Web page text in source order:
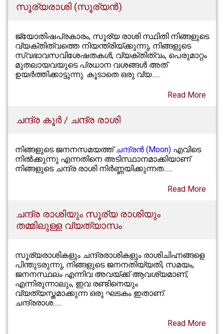
സൂര്യരാശി (സൂര്യൻ)
ജ്യോതിഷപ്രകാരം, സൂര്യ രാശി സ്ഥിതി നിങ്ങളുടെ
വ്യക്തിത്വത്തെ നിയന്ത്രിയ്ക്കുന്നു, നിങ്ങളുടെ
സ്വഭാവസവിശേഷതകൾ, വ്യക്തിത്വം, പെരുമാറ്റം
മുതലായവയുടെ പ്രധാന വശങ്ങൾ അത്
ഉയർത്തിക്കാട്ടുന്നു. കൂടാതെ ഒരു വ്യ......
Read More
ചന്ദ്ര കൂർ / ചന്ദ്ര രാശി
നിങ്ങളുടെ ജനനസമയത്ത്ചന്ദ്രന്‍ (Moon) എവിടെ
നില്‍ക്കുന്നു എന്നതിനെ അടിസ്ഥാനമാക്കിയാണ്
നിങ്ങളുടെ ചന്ദ്ര രാശി നിർണ്ണയിക്കുന്നത......
Read More
ചന്ദ്ര രാശിയും സൂര്യ രാശിയും
തമ്മിലുള്ള വ്യത്യാസം
സൂര്യരാശികളും ചന്ദ്രരാശികളും രാശിചിഹ്നങ്ങളെ
പിന്തുടരുന്നു, നിങ്ങളുടെ ജനനതിയ്യതി, സമയം,
ജനനസ്ഥലം എന്നിവ അവയ്ക്ക് ആവശ്യമാണ്,
എന്നിരുന്നാലും, ഇവ രണ്ടിനെയും
വ്യത്യസ്തമാക്കുന്ന ഒരു ഘടകം ഇതാണ്.
ചന്ദ്രരാശ......
Read More